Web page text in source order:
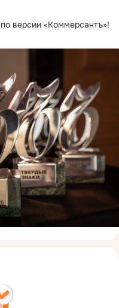
версии «Коммерсантъ»!